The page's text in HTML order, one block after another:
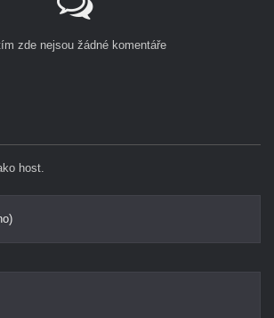
zde nejsou žádné komentáře
host.